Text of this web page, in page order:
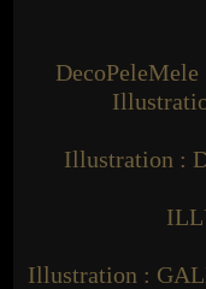
Illustration :
Illustration :